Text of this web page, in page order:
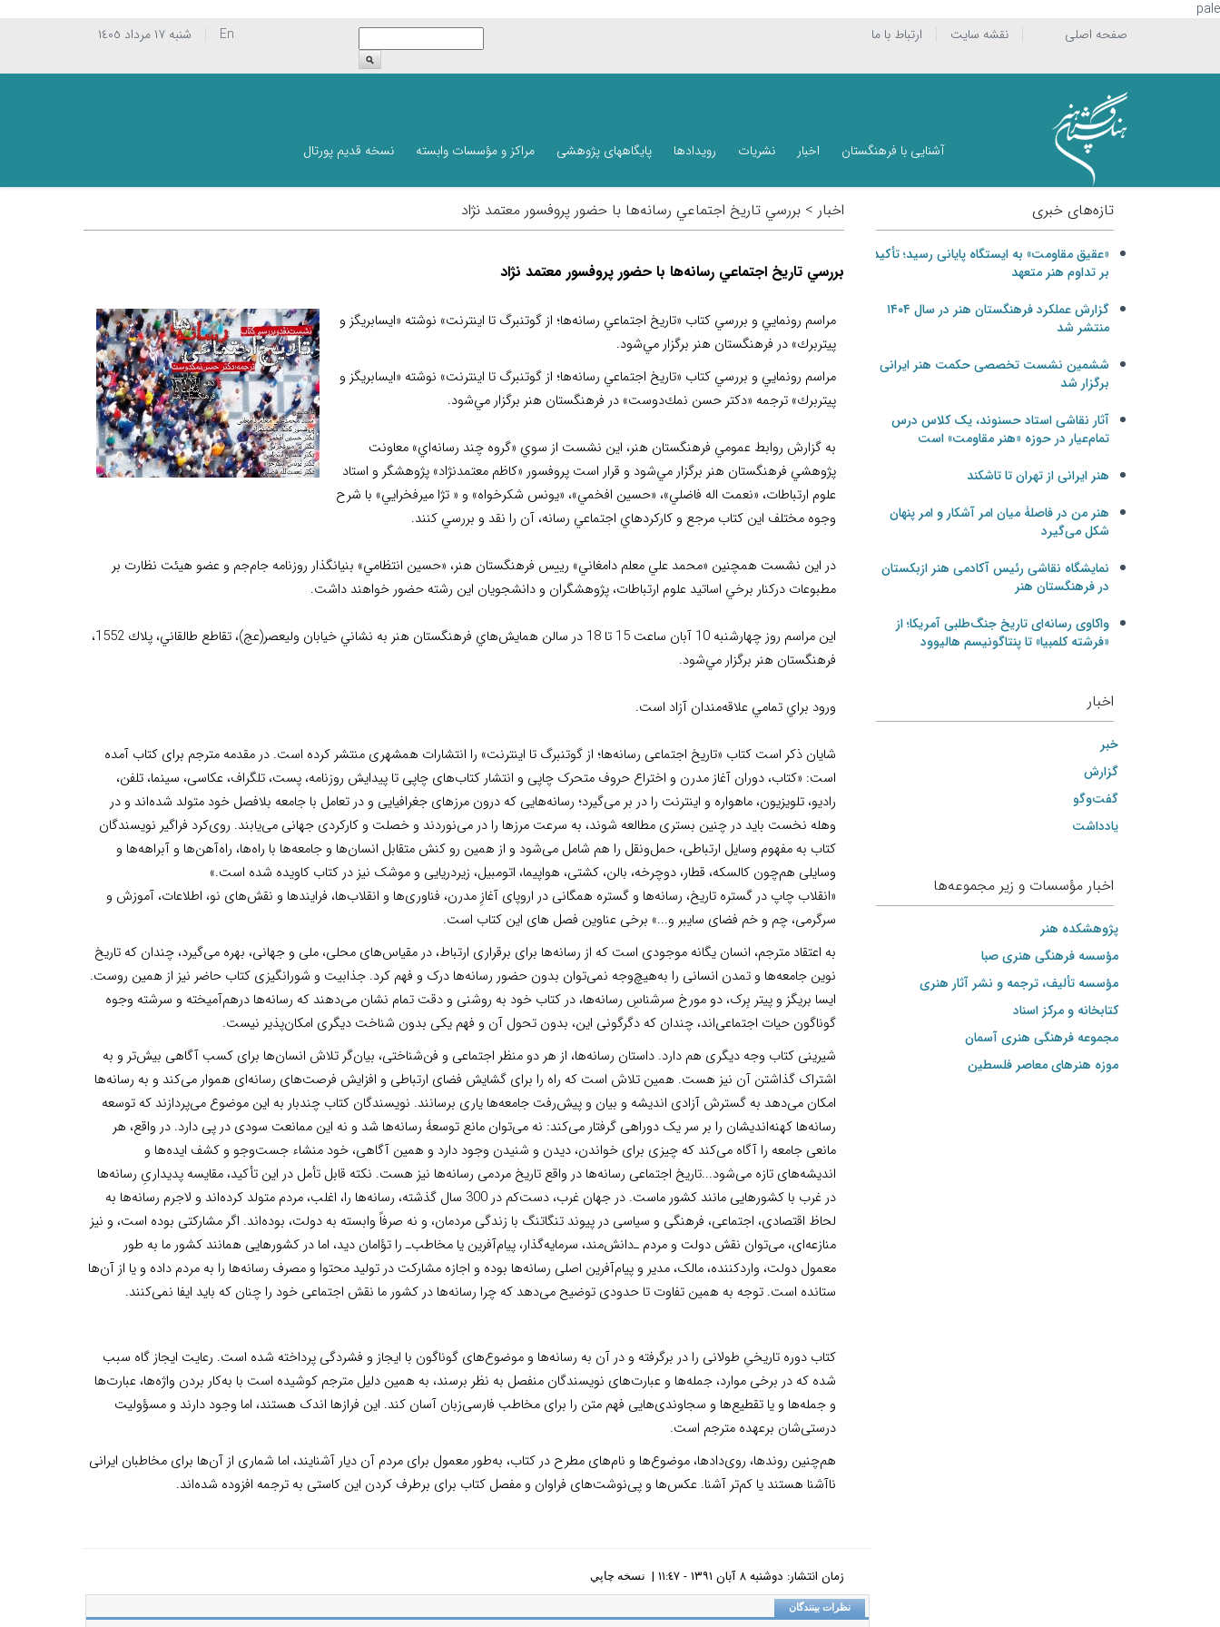
pale
شنبه ١٧ مرداد ١٤٠٥
En ارتباط با ما نقشه سایت صفحه اصلی
آشنایی با فرهنگستان اخبار نشریات رویدادها پایگاههای پژوهشی مراکز و مؤسسات وابسته نسخه قدیم پورتال
اخبار > بررسي تاريخ اجتماعي رسانه‌ها با حضور پروفسور معتمد نژاد
بررسي تاريخ اجتماعي رسانه‌ها با حضور پروفسور معتمد نژاد
مراسم رونمايي و بررسي كتاب «تاريخ اجتماعي رسانه‌ها؛ از گوتنبرگ تا اينترنت» نوشته «ايسابريگز و
پيتربرك» در فرهنگستان هنر برگزار مي‌شود.
مراسم رونمايي و بررسي كتاب «تاريخ اجتماعي رسانه‌ها؛ از گوتنبرگ تا اينترنت» نوشته «ايسابريگز و
پيتربرك» ترجمه «دكتر حسن نمك‌دوست» در فرهنگستان هنر برگزار مي‌شود.
به گزارش روابط عمومي فرهنگستان هنر، اين نشست از سوي «گروه چند رسانه‌اي» معاونت
پژوهشي فرهنگستان هنر برگزار مي‌شود و قرار است پروفسور «كاظم معتمدنژاد» پژوهشگر و استاد
علوم ارتباطات، «نعمت اله فاضلي»، «حسين افخمي»، «يونس شكرخواه» و « تژا ميرفخرايي» با شرح
وجوه مختلف اين كتاب مرجع و كاركردهاي اجتماعي رسانه، آن را نقد و بررسي كنند.
در اين نشست همچنين «محمد علي معلم دامغاني» رييس فرهنگستان هنر، «حسين انتظامي» بنيانگذار روزنامه جام‌جم و عضو هيئت نظارت بر
مطبوعات دركنار برخي اساتيد علوم ارتباطات، پژوهشگران و دانشجويان اين رشته حضور خواهند داشت.
اين مراسم روز چهارشنبه 10 آبان ساعت 15 تا 18 در سالن همايش‌هاي فرهنگستان هنر به نشاني خيابان وليعصر(عج)، تقاطع طالقاني، پلاك 1552،
فرهنگستان هنر برگزار مي‌شود.
ورود براي تمامي علاقه‌مندان آزاد است.
شايان ذكر است کتاب «تاریخ اجتماعی رسانه‌ها؛ از گوتنبرگ تا اینترنت» را انتشارات همشهری منتشر كرده است. در مقدمه مترجم برای کتاب آمده
است: «کتاب، دوران آغاز مدرن و اختراع حروف متحرک چاپی و انتشار کتاب‌های چاپی تا پیدایش روزنامه، پست، تلگراف، عکاسی، سینما، تلفن،
رادیو، تلویزیون، ماهواره و اینترنت را در بر می‌گیرد؛ رسانه‌هایی که درون مرزهای جغرافیایی و در تعامل با جامعه بلافصل خود متولد شده‌اند و در
وهله نخست باید در چنین بستری مطالعه شوند، به سرعت مرزها را در می‌نوردند و خصلت و کارکردی جهانی می‌یابند. روی‌کرد فراگیر نویسندگان
کتاب به مفهوم وسایل ارتباطی، حمل‌ونقل را هم شامل می‌شود و از همین رو کنش متقابل انسان‌ها و جامعه‌ها با راه‌ها، راه‌آهن‌ها و آبراهه‌ها و
وسایلی هم‌چون کالسکه، قطار، دوچرخه، بالن، کشتی، هواپیما، اتومبیل، زیردریایی و موشک نیز در کتاب کاویده شده است.»
«انقلاب چاپ در گستره تاریخ، رسانه‌ها و گستره همگانی در اروپای آغازِ مدرن، فناوری‌ها و انقلاب‌ها، فرایندها و نقش‌های نو، اطلاعات، آموزش و
سرگرمی، چم و خم فضای سایبر و...» برخی عناوین فصل های این کتاب است.
به اعتقاد مترجم، انسان یگانه موجودی است که از رسانه‌ها برای برقراری ارتباط، در مقیاس‌های محلی، ملی و جهانی، بهره می‌گیرد، چندان که تاریخ
نوین جامعه‌ها و تمدن انسانی را به‌هیچ‌وجه نمی‌توان بدون حضور رسانه‌ها درک و فهم کرد. جذابیت و شورانگیزی کتاب حاضر نیز از همین روست.
ایسا بریگز و پیتر بِرک،‌ دو مورخ سرشناسِ رسانه‌ها، در کتاب خود به روشنی و دقت تمام نشان می‌دهند که رسانه‌ها درهم‌آمیخته و سرشته وجوه
گوناگون حیات اجتماعی‌‌اند، چندان که دگرگونی این، بدون تحول آن و فهم یکی بدون شناخت دیگری امکان‌پذیر نیست.
شیرینی کتاب وجه دیگری هم دارد. داستان رسانه‌ها، از هر دو منظر اجتماعی و فن‌شناختی، بیان‌گر تلاش انسان‌ها برای کسب آگاهی بیش‌تر و به
اشتراک گذاشتن آن نیز هست. همین تلاش است که راه را برای گشایش فضای ارتباطی و افزایش فرصت‌های رسانه‌‌ای هموار می‌کند و به رسانه‌ها
امکان می‌دهد به گسترش آزادی اندیشه و بیان و پیش‌رفت جامعه‌ها یاری برسانند. نویسندگان کتاب چندبار به این موضوع می‌پردازند که توسعه
رسانه‌ها کهنه‌اندیشان را بر سر یک دوراهی گرفتار می‌کند: نه می‌توان مانع توسعۀ رسانه‌ها شد و نه این ‌ممانعت سودی در پی دارد. در واقع، هر
مانعی جامعه را آگاه‌ می‌کند که چیزی برای خواندن، دیدن و شنیدن وجود دارد و همین آگاهی، خود منشاء جست‌وجو و کشف ایده‌ها و
اندیشه‌های تازه‌ می‌شود...تاریخ اجتماعی رسانه‌ها در واقع تاریخ مردمی رسانه‌ها نیز هست. نکته قابل تأمل در این تأکید، مقایسه پدیداریِ رسانه‌ها
در غرب با کشورهایی مانند کشور ماست. در جهان غرب، دست‌کم در 300 سال گذشته، رسانه‌ها را، اغلب، مردم متولد کرده‌اند و لاجرم رسانه‌ها به
لحاظ اقتصادی، اجتماعی، فرهنگی و سیاسی در پیوند تنگاتنگ با زندگی مردمان،‌ و نه صرفاً وابسته به دولت، بوده‌اند. اگر مشارکتی بوده است، و نیز
منازعه‌ای، می‌توان نقش دولت و مردم ـ‌دانش‌مند، سرمایه‌گذار، پیام‌آفرین یا مخاطب‌ـ را تؤامان دید، اما در کشورهایی همانند کشور ما به طور
معمول دولت، واردکننده، مالک، مدیر و پیام‌آفرین اصلی رسانه‌ها بوده و اجازه مشارکت در تولید محتوا و مصرف رسانه‌ها را به مردم داده و یا از آن‌ها
ستانده است. توجه به همین تفاوت تا حدودی توضیح می‌دهد که چرا رسانه‌ها در کشور ما نقش اجتماعی خود را چنان که باید ایفا نمی‌کنند.
کتاب دوره تاریخیِ طولانی را در برگرفته و در آن به رسانه‌ها و موضوع‌های گوناگون با ایجاز و فشردگی پرداخته شده است. رعایت ایجاز گاه سبب
شده که در برخی موارد، جمله‌ها و عبارت‌های نویسندگان منفصل به نظر برسند، به همین دلیل مترجم کوشیده است با به‌کار بردن واژه‌ها، عبارت‌ها
و جمله‌ها و یا تقطیع‌ها و سجاوندی‌هایی فهم متن را برای مخاطب فارسی‌زبان آسان کند. این فرازها اندک هستند، اما وجود دارند و مسؤولیت
درستی‌شان برعهده مترجم است.
هم‌چنین روندها، روی‌دادها، موضوع‌ها و نام‌های مطرح در کتاب، به‌طور معمول برای مردم آن دیار آشنایند، اما شماری از آن‌ها برای مخاطبان ایرانی
ناآشنا هستند یا کم‌تر آشنا. عکس‌ها و پی‌نوشت‌های فراوان و مفصل کتاب برای برطرف کردن این کاستی به ترجمه افزوده شده‌اند.
زمان انتشار: دوشنبه ٨ آبان ١٣٩١ - ١١:٤٧ | نسخه چاپي
نظرات بینندگان
تازه‌های خبری
«عقیق مقاومت» به ایستگاه پایانی رسید؛ تأکید
بر تداوم هنر متعهد
گزارش عملکرد فرهنگستان هنر در سال ۱۴۰۴
منتشر شد
ششمین نشست تخصصی حکمت هنر ایرانی
برگزار شد
آثار نقاشی استاد حسنوند، یک کلاس درس
تمام‌عیار در حوزه «هنر مقاومت» است
هنر ایرانی از تهران تا تاشکند
هنر من در فاصلۀ میان امر آشکار و امر پنهان
شکل می‌گیرد
نمایشگاه نقاشی رئیس آکادمی هنر ازبکستان
در فرهنگستان هنر
واکاوی رسانه‌ای تاریخ جنگ‌طلبی آمریکا؛ از
«فرشته کلمبیا» تا پنتاگونیسم هالیوود
اخبار
خبر
گزارش
گفت‌وگو
یادداشت
اخبار مؤسسات و زیر مجموعه‌ها
پژوهشکده هنر
مؤسسه فرهنگی هنری صبا
مؤسسه تألیف، ترجمه و نشر آثار هنری
کتابخانه و مرکز اسناد
مجموعه فرهنگی هنری آسمان
موزه هنرهای‌ معاصر فلسطین